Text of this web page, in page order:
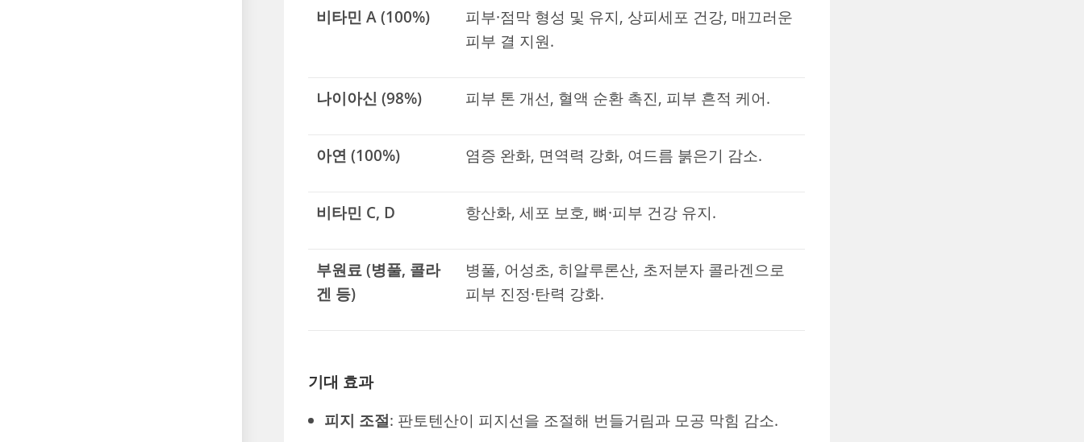
비타민 A (100%)
피부·점막 형성 및 유지, 상피세포 건강, 매끄러운
피부 결 지원.
나이아신 (98%) 피부 톤 개선, 혈액 순환 촉진, 피부 흔적 케어.
아연 (100%) 염증 완화, 면역력 강화, 여드름 붉은기 감소.
비타민 C, D 항산화, 세포 보호, 뼈·피부 건강 유지.
부원료 (병풀, 콜라
겐 등)
병풀, 어성초, 히알루론산, 초저분자 콜라겐으로
피부 진정·탄력 강화.
기대 효과
피지 조절: 판토텐산이 피지선을 조절해 번들거림과 모공 막힘 감소.